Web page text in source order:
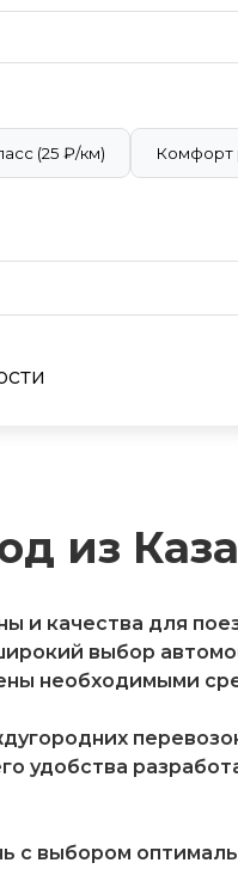
(25 ₽/км) Комфорт
из
и качества для
выбор
необходимыми
удобства
с выбором